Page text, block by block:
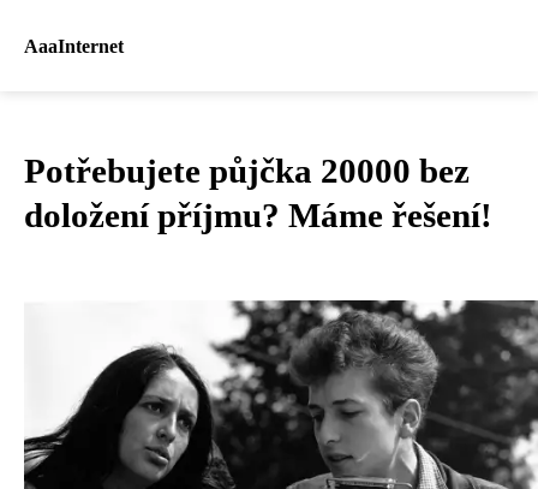
AaaInternet
Potřebujete půjčka 20000 bez
doložení příjmu? Máme řešení!